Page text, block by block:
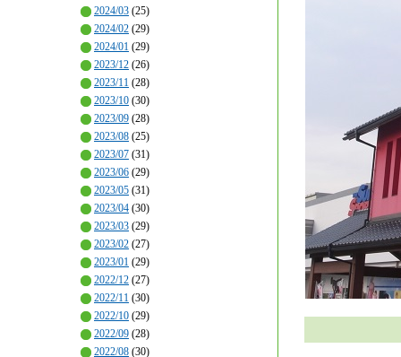
2024/03 (25)
2024/02 (29)
2024/01 (29)
2023/12 (26)
2023/11 (28)
2023/10 (30)
2023/09 (28)
2023/08 (25)
2023/07 (31)
2023/06 (29)
2023/05 (31)
2023/04 (30)
2023/03 (29)
2023/02 (27)
2023/01 (29)
2022/12 (27)
2022/11 (30)
2022/10 (29)
2022/09 (28)
2022/08 (30)